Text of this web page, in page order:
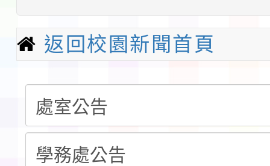
請一案
報
淨零綠領人才培育課程
檢送桃園市115學年度
及師生本土語及新住民
實施要點各1份
115年食農教育專業人
程
函轉國家通訊傳播委員
返回校園新聞首頁